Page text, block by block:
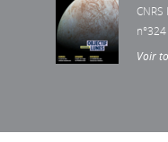
n°324
Voir